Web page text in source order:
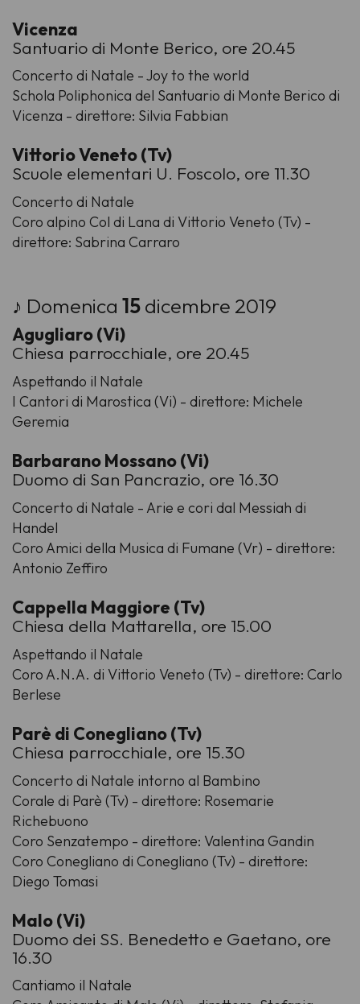
Vicenza
Santuario di Monte Berico, ore 20.45
Concerto di Natale - Joy to the world
Schola Poliphonica del Santuario di Monte Berico di
Vicenza - direttore: Silvia Fabbian
Vittorio Veneto (Tv)
Scuole elementari U. Foscolo, ore 11.30
Concerto di Natale
Coro alpino Col di Lana di Vittorio Veneto (Tv) -
direttore: Sabrina Carraro
♪ Domenica 15dicembre 2019
Agugliaro (Vi)
Chiesa parrocchiale, ore 20.45
Aspettando il Natale
I Cantori di Marostica (Vi) - direttore: Michele
Geremia
Barbarano Mossano (Vi)
Duomo di San Pancrazio, ore 16.30
Concerto di Natale - Arie e cori dal Messiah di
Handel
Coro Amici della Musica di Fumane (Vr) - direttore:
Antonio Zeffiro
Cappella Maggiore (Tv)
Chiesa della Mattarella, ore 15.00
Aspettando il Natale
Coro A.N.A. di Vittorio Veneto (Tv) - direttore: Carlo
Berlese
Parè di Conegliano (Tv)
Chiesa parrocchiale, ore 15.30
Concerto di Natale intorno al Bambino
Corale di Parè (Tv) - direttore: Rosemarie
Richebuono
Coro Senzatempo - direttore: Valentina Gandin
Coro Conegliano di Conegliano (Tv) - direttore:
Diego Tomasi
Malo (Vi)
Duomo dei SS. Benedetto e Gaetano, ore
16.30
Cantiamo il Natale